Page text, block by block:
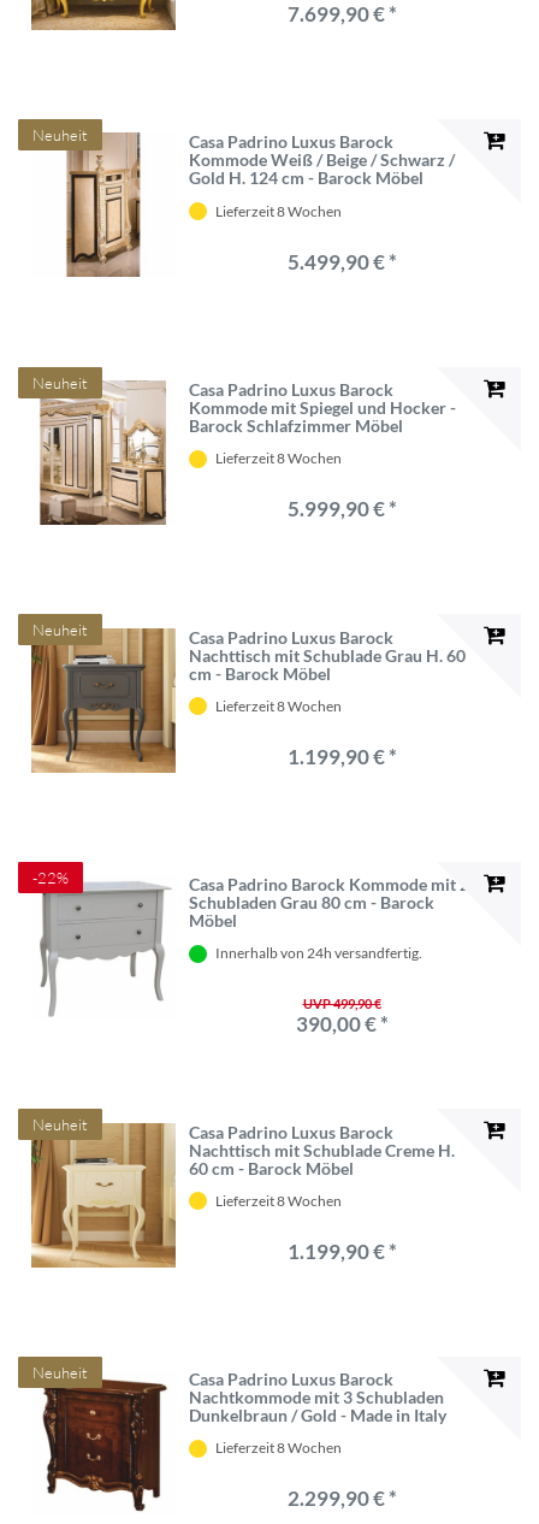
7.699,90 € *
Neuheit
Casa Padrino Luxus Barock
Kommode Weiß / Beige / Schwarz /
Gold H. 124 cm - Barock Möbel
Lieferzeit 8 Wochen
5.499,90 € *
Neuheit
Casa Padrino Luxus Barock
Kommode mit Spiegel und Hocker -
Barock Schlafzimmer Möbel
Lieferzeit 8 Wochen
5.999,90 € *
Neuheit
Casa Padrino Luxus Barock
Nachttisch mit Schublade Grau H. 60
cm - Barock Möbel
Lieferzeit 8 Wochen
1.199,90 € *
-22%
Casa Padrino Barock Kommode mit 2
Schubladen Grau 80 cm - Barock
Möbel
Innerhalb von 24h versandfertig.
UVP 499,90 €
390,00 € *
Neuheit
Casa Padrino Luxus Barock
Nachttisch mit Schublade Creme H.
60 cm - Barock Möbel
Lieferzeit 8 Wochen
1.199,90 € *
Neuheit
Casa Padrino Luxus Barock
Nachtkommode mit 3 Schubladen
Dunkelbraun / Gold - Made in Italy
Lieferzeit 8 Wochen
2.299,90 € *